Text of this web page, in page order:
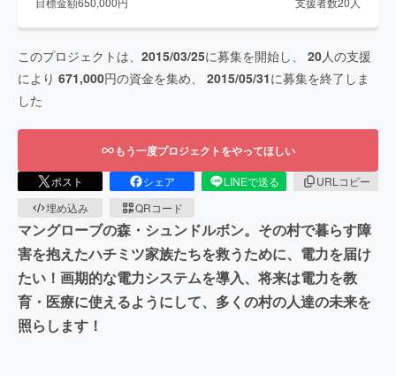
このプロジェクトは、 2015/03/25に募集を開始し、 20人の支援
により 671,000円の資金を集め、 2015/05/31に募集を終了しま
した
もう一度プロジェクトをやってほしい
ポスト シェア LINEで送る
URLコピー
埋め込み
QRコード
マングローブの森・シュンドルボン。その村で暮らす障
害を抱えたハチミツ家族たちを救うために、電力を届け
たい！画期的な電力システムを導入、将来は電力を教
育・医療に使えるようにして、多くの村の人達の未来を
照らします！